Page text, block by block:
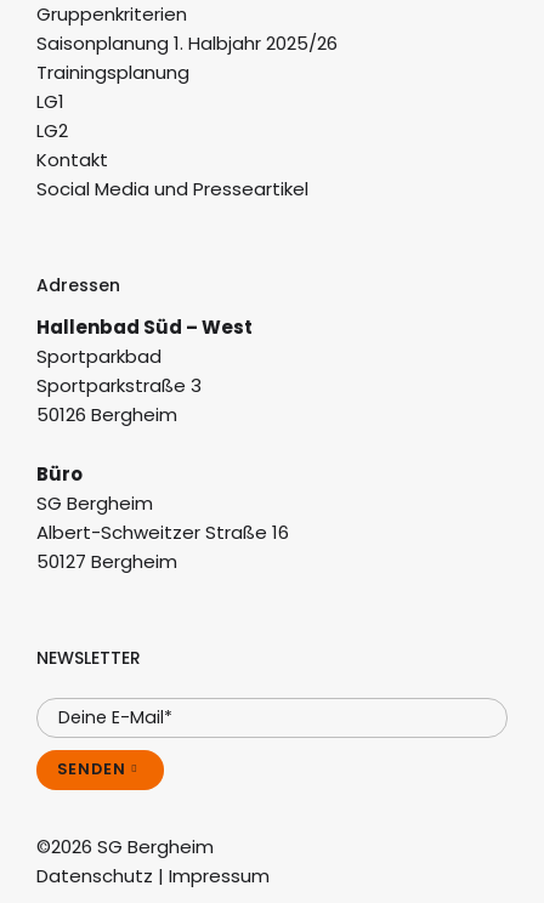
Gruppenkriterien
Saisonplanung 1. Halbjahr 2025/26
Trainingsplanung
LG1
LG2
Kontakt
Social Media und Presseartikel
Adressen
Hallenbad Süd – West
Sportparkbad
Sportparkstraße 3
50126 Bergheim
Büro
SG Bergheim
Albert-Schweitzer Straße 16
50127 Bergheim
NEWSLETTER
SENDEN
©2026 SG Bergheim
Datenschutz | Impressum